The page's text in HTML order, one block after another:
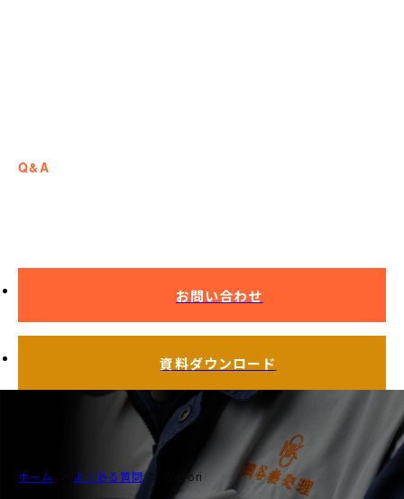
Q&A
お問い合わせ
資料ダウンロード
ホーム よくある質問 Ⓖsyori